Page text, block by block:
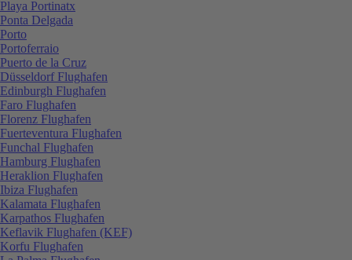
Playa Portinatx
Ponta Delgada
Porto
Portoferraio
Puerto de la Cruz
Düsseldorf Flughafen
Edinburgh Flughafen
Faro Flughafen
Florenz Flughafen
Fuerteventura Flughafen
Funchal Flughafen
Hamburg Flughafen
Heraklion Flughafen
Ibiza Flughafen
Kalamata Flughafen
Karpathos Flughafen
Keflavik Flughafen (KEF)
Korfu Flughafen